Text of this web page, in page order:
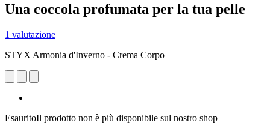
Una coccola profumata per la tua pelle
1 valutazione
STYX Armonia d'Inverno - Crema Corpo
EsauritoIl prodotto non è più disponibile sul nostro shop